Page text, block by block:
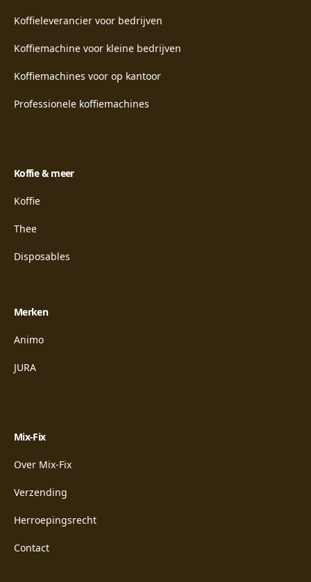
Koffieleverancier voor bedrijven
Koffiemachine voor kleine bedrijven
Koffiemachines voor op kantoor
Professionele koffiemachines
Koffie & meer
Koffie
Thee
Disposables
Merken
Animo
JURA
Mix-Fix
Over Mix-Fix
Verzending
Herroepingsrecht
Contact